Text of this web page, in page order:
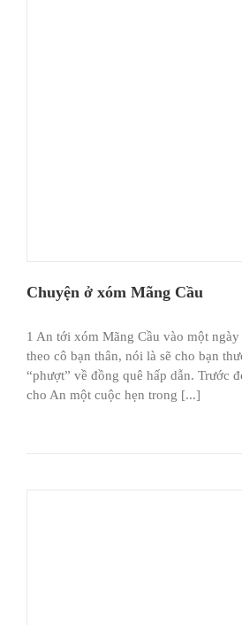
Chuyện ở xóm Mãng Cầu
1 An tới xóm Mãng Cầu vào một
theo cô bạn thân, nói là sẽ cho bạn
“phượt” về đồng quê hấp dẫn. Trước
cho An một cuộc hẹn trong [...]